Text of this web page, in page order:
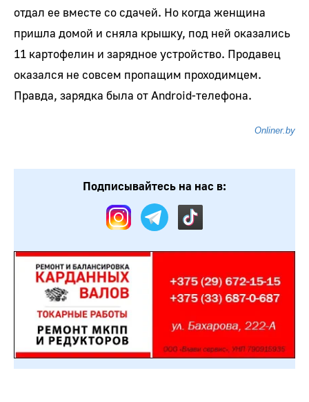
отдал ее вместе со сдачей. Но когда женщина
пришла домой и сняла крышку, под ней оказались
11 картофелин и зарядное устройство. Продавец
оказался не совсем пропащим проходимцем.
Правда, зарядка была от Android-телефона.
Onliner.by
Подписывайтесь на нас в: